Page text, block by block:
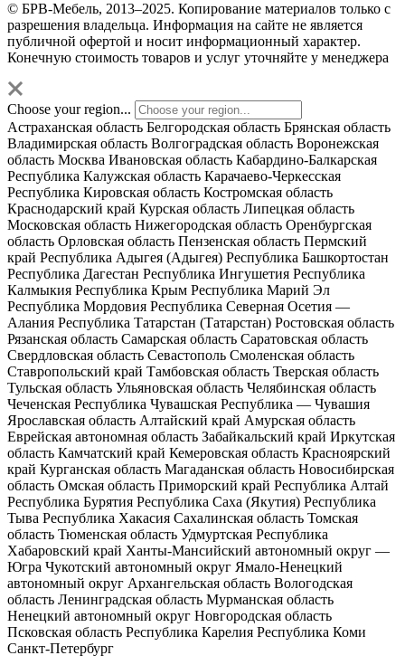
© БРВ-Мебель, 2013–2025. Копирование материалов только с
разрешения владельца. Информация на сайте не является
публичной офертой и носит информационный характер.
Конечную стоимость товаров и услуг уточняйте у менеджера
Choose your region...
Астраханская область Белгородская область Брянская область
Владимирская область Волгоградская область Воронежская
область Москва Ивановская область Кабардино-Балкарская
Республика Калужская область Карачаево-Черкесская
Республика Кировская область Костромская область
Краснодарский край Курская область Липецкая область
Московская область Нижегородская область Оренбургская
область Орловская область Пензенская область Пермский
край Республика Адыгея (Адыгея) Республика Башкортостан
Республика Дагестан Республика Ингушетия Республика
Калмыкия Республика Крым Республика Марий Эл
Республика Мордовия Республика Северная Осетия —
Алания Республика Татарстан (Татарстан) Ростовская область
Рязанская область Самарская область Саратовская область
Свердловская область Севастополь Смоленская область
Ставропольский край Тамбовская область Тверская область
Тульская область Ульяновская область Челябинская область
Чеченская Республика Чувашская Республика — Чувашия
Ярославская область Алтайский край Амурская область
Еврейская автономная область Забайкальский край Иркутская
область Камчатский край Кемеровская область Красноярский
край Курганская область Магаданская область Новосибирская
область Омская область Приморский край Республика Алтай
Республика Бурятия Республика Саха (Якутия) Республика
Тыва Республика Хакасия Сахалинская область Томская
область Тюменская область Удмуртская Республика
Хабаровский край Ханты-Мансийский автономный округ —
Югра Чукотский автономный округ Ямало-Ненецкий
автономный округ Архангельская область Вологодская
область Ленинградская область Мурманская область
Ненецкий автономный округ Новгородская область
Псковская область Республика Карелия Республика Коми
Санкт-Петербург